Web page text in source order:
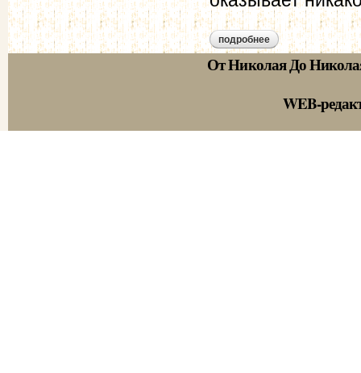
подробнее о п. а. валуев. о
От Николая До
WEB-